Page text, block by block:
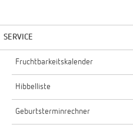
SERVICE
Fruchtbarkeitskalender
Hibbelliste
Geburtsterminrechner